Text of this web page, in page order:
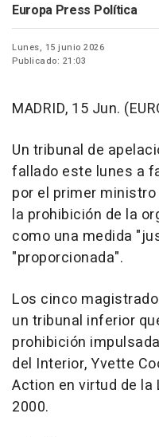
Europa Press Política
Lunes, 15 junio 2026
Publicado: 21:03
MADRID, 15 Jun.
Un tribunal de
fallado este lunes a
por el primer
la prohibición de la
como una medida
"proporcionada".
Los cinco
un tribunal inferior
prohibición
del Interior, Yvette
Action en virtud de
2000.